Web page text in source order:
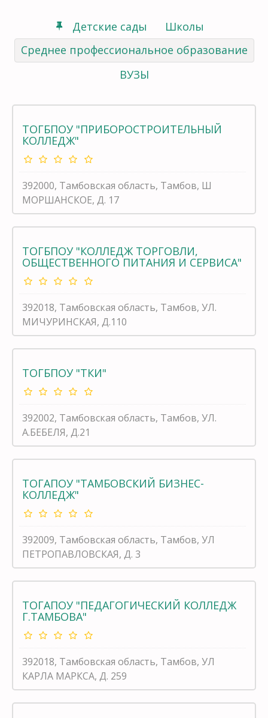
Детские сады
Школы
Среднее профессиональное образование
ВУЗЫ
ТОГБПОУ "ПРИБОРОСТРОИТЕЛЬНЫЙ
КОЛЛЕДЖ"
392000, Тамбовская область, Тамбов, Ш
МОРШАНСКОЕ, Д. 17
ТОГБПОУ "КОЛЛЕДЖ ТОРГОВЛИ,
ОБЩЕСТВЕННОГО ПИТАНИЯ И СЕРВИСА"
392018, Тамбовская область, Тамбов, УЛ.
МИЧУРИНСКАЯ, Д.110
ТОГБПОУ "ТКИ"
392002, Тамбовская область, Тамбов, УЛ.
А.БЕБЕЛЯ, Д.21
ТОГАПОУ "ТАМБОВСКИЙ БИЗНЕС-
КОЛЛЕДЖ"
392009, Тамбовская область, Тамбов, УЛ
ПЕТРОПАВЛОВСКАЯ, Д. 3
ТОГАПОУ "ПЕДАГОГИЧЕСКИЙ КОЛЛЕДЖ
Г.ТАМБОВА"
392018, Тамбовская область, Тамбов, УЛ
КАРЛА МАРКСА, Д. 259